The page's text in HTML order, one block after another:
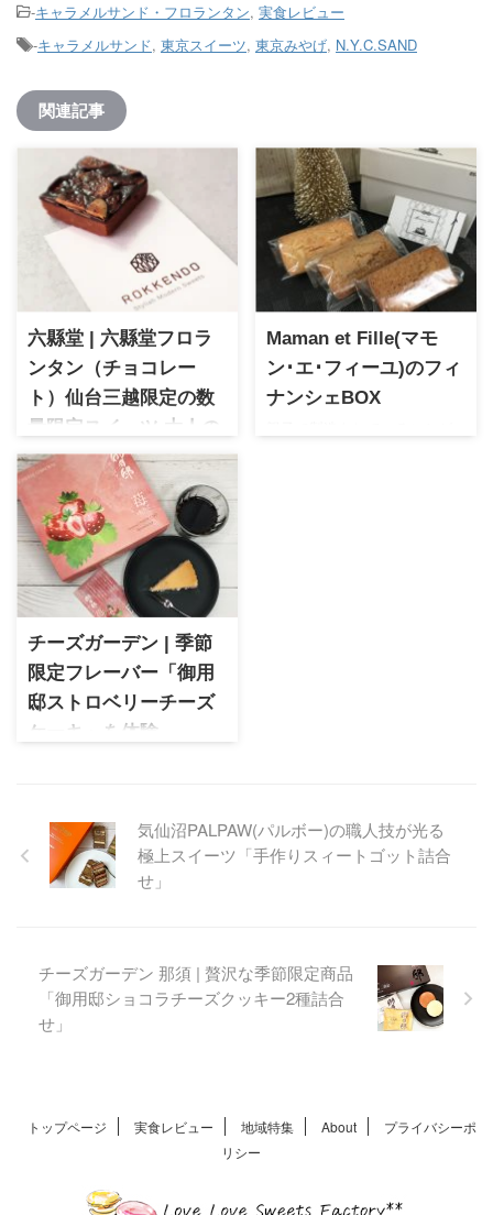
-キャラメルサンド・フロランタン, 実食レビュー
-キャラメルサンド, 東京スイーツ, 東京みやげ, N.Y.C.SAND
関連記事
六縣堂 | 六縣堂フロラ
ンタン（チョコレー
ト）仙台三越限定の数
量限定スイーツ 大人の
贅沢な味わい
六縣堂 六縣堂フロランタン
（チョコレート）仙台三越限
定の数量限定スイーツ
カカオの風味と香ばしさが楽
しめる大人の贅沢な味わい
Maman et Fille(マモ
ン･エ･フィーユ)のフィ
ナンシェBOX
チーズガーデン | 季節
限定フレーバー「御用
邸ストロベリーチーズ
ケーキ」を体験
御用邸ストロベリーチーズケ
ーキを徹底レポート
気仙沼PALPAW(パルボー)の職人技が光る
極上スイーツ「手作りスィートゴット詰合
せ」
チーズガーデン 那須 | 贅沢な季節限定商品
「御用邸ショコラチーズクッキー2種詰合
せ」
トップページ 実食レビュー 地域特集 About
プライバシーポ
リシー